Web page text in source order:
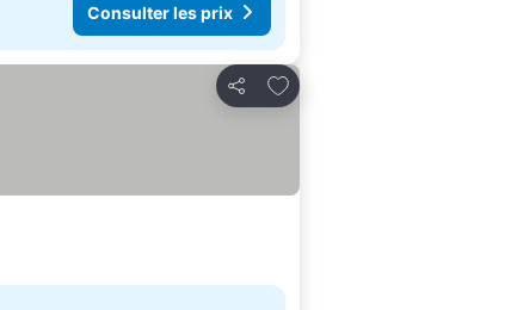
Consulter les prix
Partager
Ajouter à mes favoris